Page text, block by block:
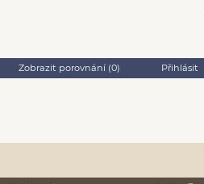
Zobrazit porovnání (0) Přihlásit